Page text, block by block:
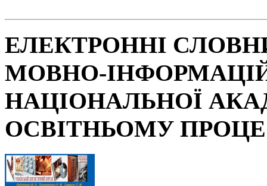
ЕЛЕКТРОННІ
МОВНО-
НАЦІОНАЛЬНОЇ
ОСВІТНЬОМУ